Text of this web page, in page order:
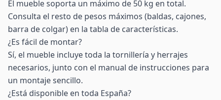
El mueble soporta un máximo de 50 kg en total.
Consulta el resto de pesos máximos (baldas, cajones,
barra de colgar) en la tabla de características.
¿Es fácil de montar?
Sí, el mueble incluye toda la tornillería y herrajes
necesarios, junto con el manual de instrucciones para
un montaje sencillo.
¿Está disponible en toda España?